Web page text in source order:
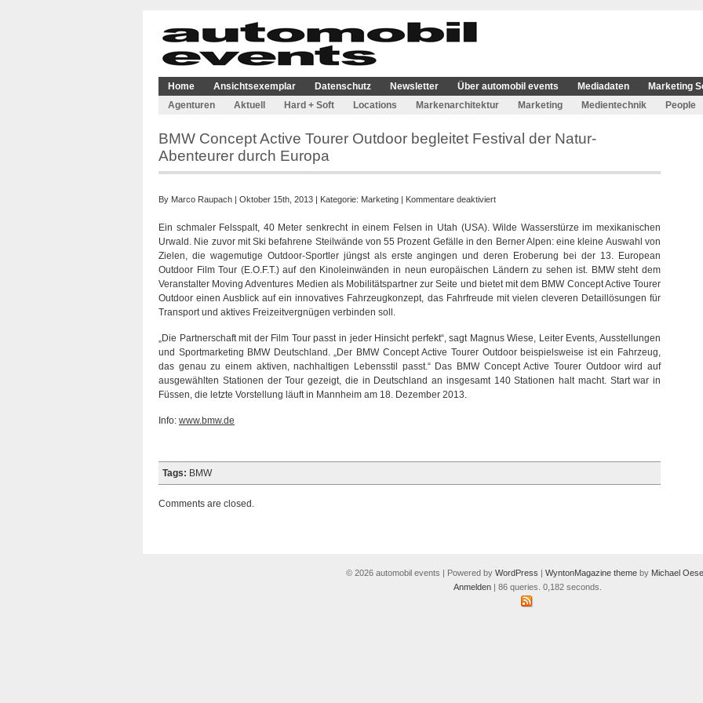
Home Ansichtsexemplar Datenschutz Newsletter Über automobil events Mediadaten
Marketing
Agenturen
Aktuell Hard + Soft Locations Markenarchitektur Marketing Medientechnik People
BMW Concept Active Tourer Outdoor begleitet Festival der Natur-
Abenteurer durch Europa
By Marco Raupach | Oktober 15th, 2013 | Kategorie: Marketing | Kommentare deaktiviertfür
Concept
Active
Tourer
Outdoor
begleitet
Festival
Abenteurer
durch
Europa
Ein schmaler Felsspalt, 40 Meter senkrecht in einem Felsen in Utah (USA). Wilde Wasserstürze im mexikanischen
Urwald. Nie zuvor mit Ski befahrene Steilwände von 55 Prozent Gefälle in den Berner Alpen: eine kleine Auswahl von
Zielen, die wagemutige Outdoor-Sportler jüngst als erste angingen und deren Eroberung bei der 13. European
Outdoor Film Tour (E.O.F.T.) auf den Kinoleinwänden in neun europäischen Ländern zu sehen ist. BMW steht dem
Veranstalter Moving Adventures Medien als Mobilitätspartner zur Seite und bietet mit dem BMW Concept Active Tourer
Outdoor einen Ausblick auf ein innovatives Fahrzeugkonzept, das Fahrfreude mit vielen cleveren Detaillösungen für
Transport und aktives Freizeitvergnügen verbinden soll.
„Die Partnerschaft mit der Film Tour passt in jeder Hinsicht perfekt“, sagt Magnus Wiese, Leiter Events, Ausstellungen
und Sportmarketing BMW Deutschland. „Der BMW Concept Active Tourer Outdoor beispielsweise ist ein Fahrzeug,
das genau zu einem aktiven, nachhaltigen Lebensstil passt.“ Das BMW Concept Active Tourer Outdoor wird auf
ausgewählten Stationen der Tour gezeigt, die in Deutschland an insgesamt 140 Stationen halt macht. Start war in
Füssen, die letzte Vorstellung läuft in Mannheim am 18. Dezember 2013.
Info: www.bmw.de
Tags: BMW
Comments are closed.
© 2026 automobil events | Powered by WordPress | WyntonMagazine theme by Michael
Anmelden| 86 queries. 0,182 seconds.